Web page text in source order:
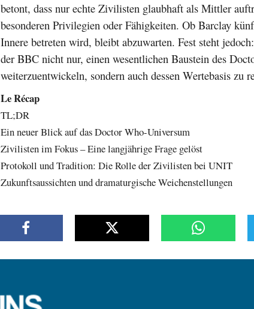
betont, dass nur echte Zivilisten glaubhaft als Mittler
besonderen Privilegien oder Fähigkeiten. Ob Barclay
Innere betreten wird, bleibt abzuwarten. Fest steht
der BBC nicht nur, einen wesentlichen Baustein des
weiterzuentwickeln, sondern auch dessen Wertebasis zu
Le Récap
TL;DR
Ein neuer Blick auf das Doctor Who-Universum
Zivilisten im Fokus – Eine langjährige Frage gelöst
Protokoll und Tradition: Die Rolle der Zivilisten bei UNIT
Zukunftsaussichten und dramaturgische Weichenstellungen